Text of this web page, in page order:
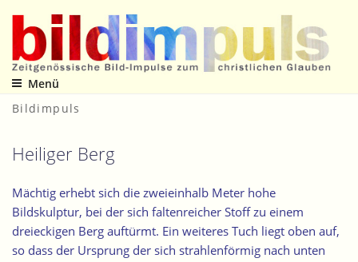
Inhalt
springen
Zeitgenössische Bild-Impulse zum christlichen Glauben
Menü
Bildimpuls
Heiliger Berg
Mächtig erhebt sich die zweieinhalb Meter hohe
Bildskulptur, bei der sich faltenreicher Stoff zu einem
dreieckigen Berg auftürmt. Ein weiteres Tuch liegt oben auf,
so dass der Ursprung der sich strahlenförmig nach unten